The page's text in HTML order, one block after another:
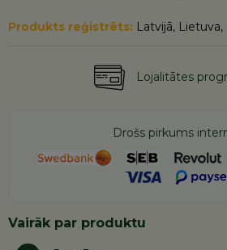
Produkts reģistrēts: Latvijā, Lietuva,
Lojalitātes
Drošs pirkums
Vairāk par produktu